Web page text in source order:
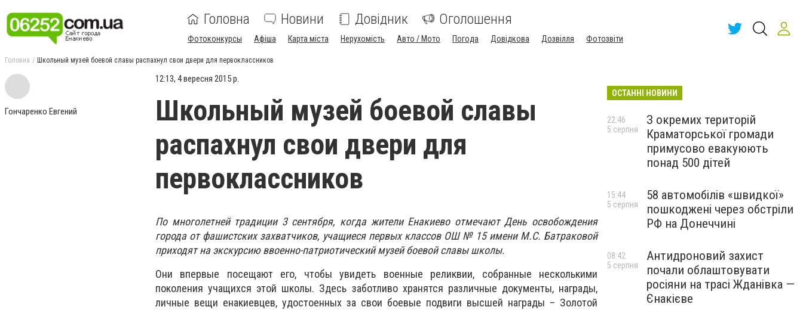
Головна Новини Довідник Оголошення
Фотоконкурсы Афіша Карта міста Нерухомість Авто / Мото Погода Довідкова Дозвілля Фотозвіти
Головна Школьный музей боевой славы распахнул свои двери для первоклассников
Гончаренко Евгений
12:13, 4 вересня 2015 р.
Школьный музей боевой славы
распахнул свои двери для
первоклассников
По многолетней традиции 3 сентября, когда жители Енакиево отмечают День освобождения
города от фашистских захватчиков, учащиеся первых классов ОШ № 15 имени М.С. Батраковой
приходят на экскурсию ввоенно-патриотический музей боевой славышколы.
Они впервые посещают его, чтобы увидеть военные реликвии, собранные несколькими
поколения учащихся этой школы. Здесь заботливо хранятся различные документы, награды,
личные вещи енакиевцев, удостоенных за свои боевые подвиги высшей награды – Золотой
ОСТАННІ НОВИНИ
З окремих територій
Краматорської громади
примусово евакуюють
понад 500 дітей
22:46
5 серпня
58 автомобілів «швидкої»
пошкоджені через обстріли
РФ на Донеччині
15:44
5 серпня
Антидроновий захист
почали облаштовувати
росіяни на трасі Жданівка —
Єнакієве
08:42
5 серпня